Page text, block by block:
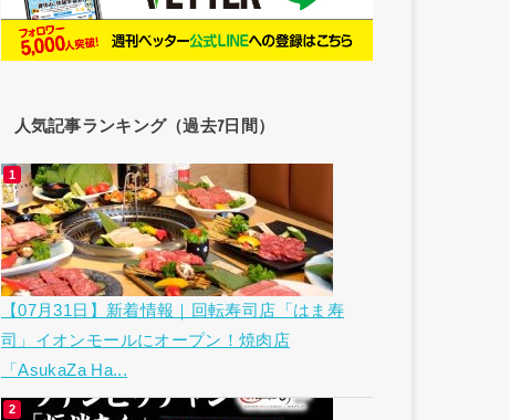
人気記事ランキング（過去7日間）
【07月31日】新着情報｜回転寿司店「はま寿
司」イオンモールにオープン！焼肉店
「AsukaZa Ha...